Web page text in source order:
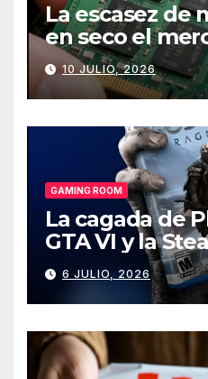
La escasez de
en seco el
de PCs
10 JULIO, 2026
GAMING ROOM
La cagada de
GTA VI y la
Gaming Room
6 JULIO, 2026